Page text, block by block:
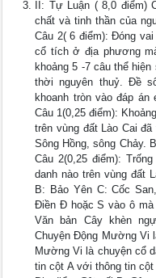
II: Tự Luận ( 8,0 điểm)
chất và tinh thần của
Câu 2( 6 điểm): Đóng
cổ tích ở địa phương
khoảng 5 -7 câu thể
thời nguyên thuỷ. Đề
khoanh tròn vào đáp
Câu 1(0,25 điểm):
trên vùng đất Lào Cai
Sông Hồng, sông Chảy.
Câu 2(0,25 điểm):
danh nào trên vùng đất
B: Bảo Yên C: Cốc
Điền Đ hoặc S vào ô mà
Văn bản Cây khèn
Chuyện Động Mường Vi
Mường Vi là chuyện cổ
tin cột A với thông tin